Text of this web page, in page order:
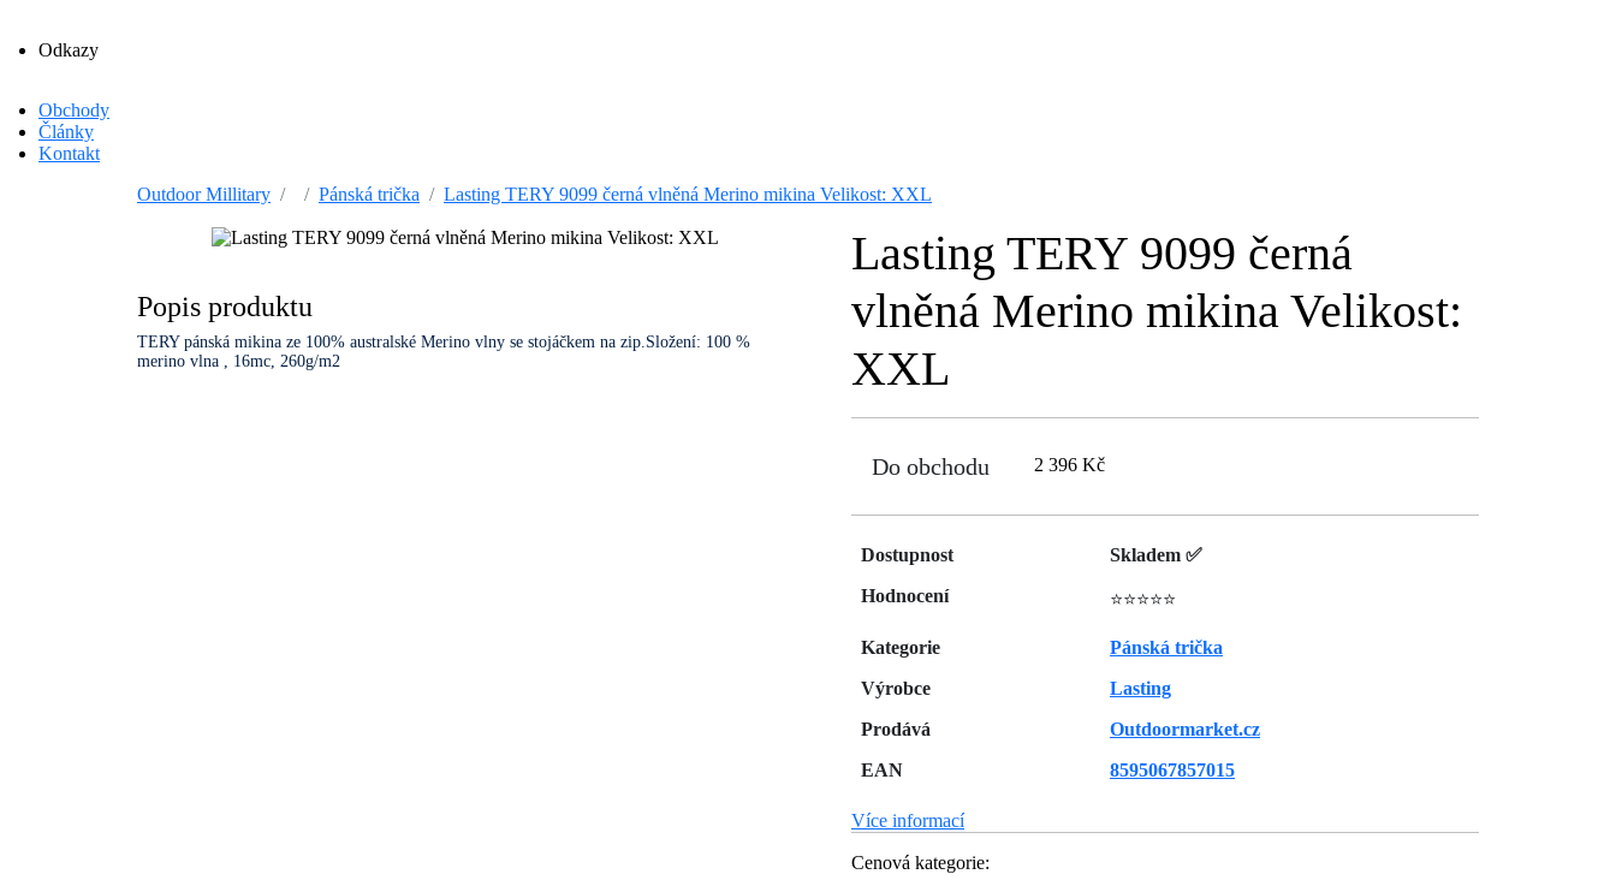
Odkazy
Obchody
Články
Kontakt
Outdoor Millitary
Pánská trička Lasting TERY 9099 černá vlněná Merino mikina Velikost: XXL
Popis produktu
TERY pánská mikina ze 100% australské Merino vlny se stojáčkem na zip.Složení: 100 %
merino vlna , 16mc, 260g/m2
Lasting TERY 9099 černá
vlněná Merino mikina Velikost:
XXL
Do obchodu 2 396 Kč
Dostupnost
Skladem ✅
Hodnocení
⭐⭐⭐⭐⭐
Kategorie
Pánská trička
Výrobce
Lasting
Prodává
Outdoormarket.cz
EAN
8595067857015
Více informací
Cenová kategorie: